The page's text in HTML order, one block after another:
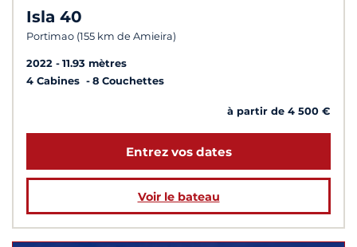
Isla 40
Portimao (155 km de Amieira)
2022
11.93 mètres
4 Cabines
8 Couchettes
à partir de 4 500 €
Entrez vos dates
Voir le bateau